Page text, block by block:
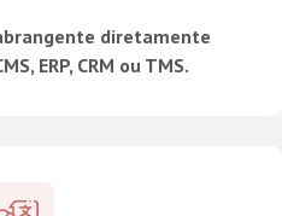
diretamente
ERP, CRM ou TMS.